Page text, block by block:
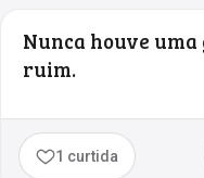
Nunca houve
ruim.
1 curtida